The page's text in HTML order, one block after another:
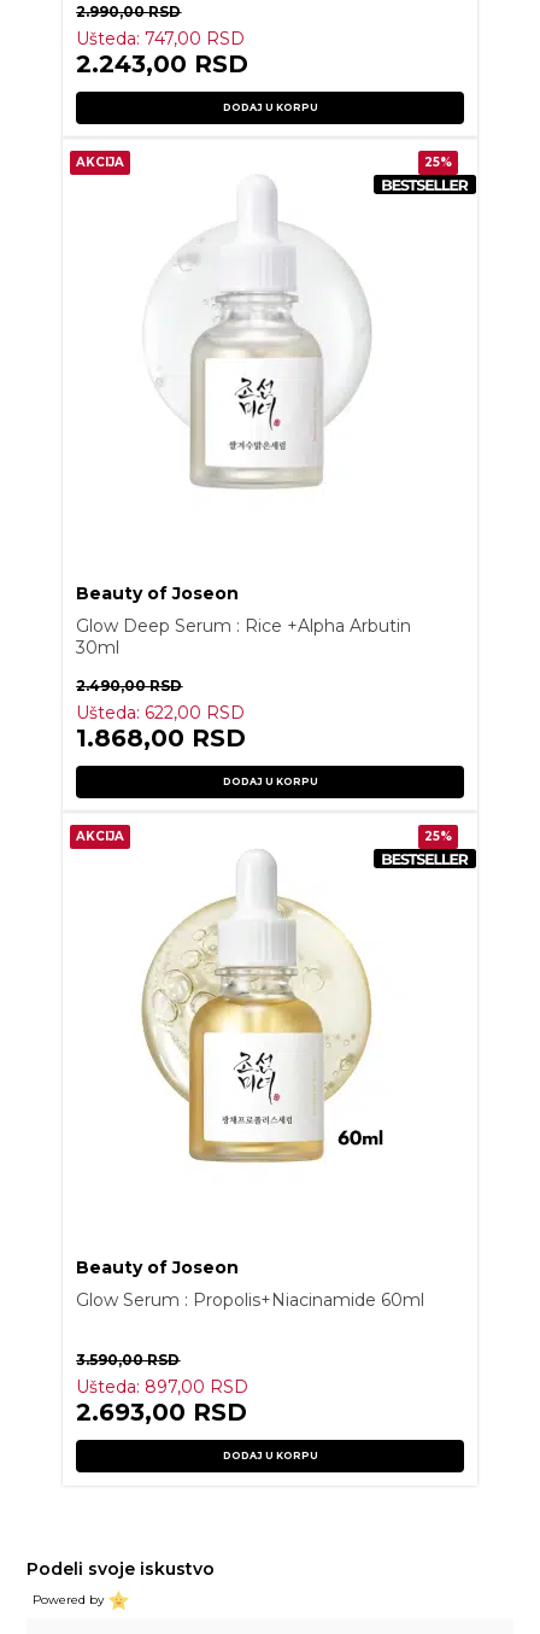
2.990,00RSD
Ušteda:747,00 RSD
2.243,00 RSD
DODAJ U KORPU
AKCIJA 25%
Beauty of Joseon
Glow Deep Serum : Rice +Alpha Arbutin
30ml
2.490,00RSD
Ušteda: 622,00 RSD
1.868,00 RSD
DODAJ U KORPU
AKCIJA 25%
Beauty of Joseon
Glow Serum : Propolis+Niacinamide 60ml
3.590,00RSD
Ušteda: 897,00 RSD
2.693,00 RSD
DODAJ U KORPU
Podeli svoje iskustvo
Powered by